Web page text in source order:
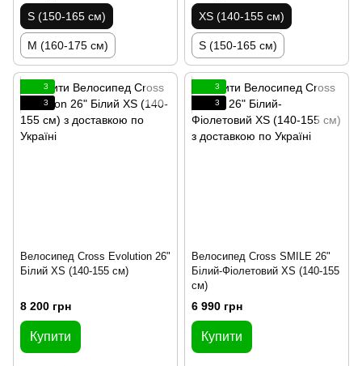
S (150-165 см)
M (160-175 см)
XS (140-155 см)
S (150-165 см)
3
3
Велосипед Cross Evolution 26"
Білий XS (140-155 см)
8 200 грн
Купити
3
3
Велосипед Cross SMILE 26"
Білий-Фіолетовий XS (140-155
см)
6 990 грн
Купити